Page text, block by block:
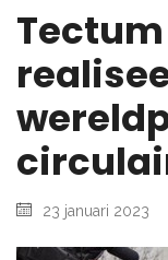
23 januari 2023